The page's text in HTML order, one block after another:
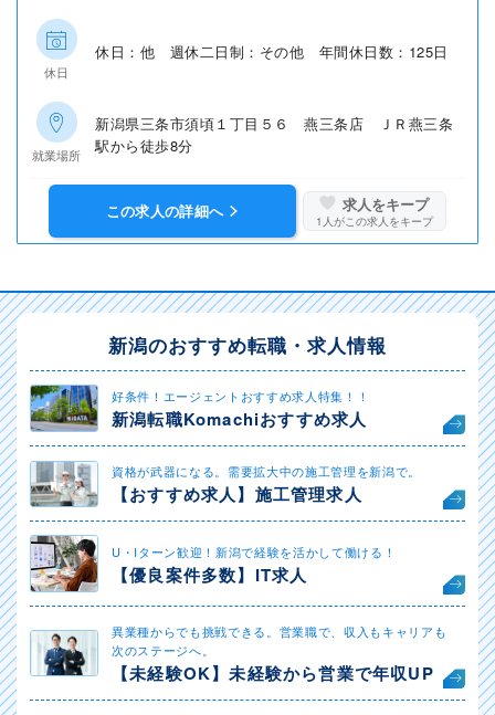
休日
休日：他 週休二日制：その他 年間休日数：125日
就業場所
新潟県三条市須頃１丁目５６ 燕三条店 ＪＲ燕三条
駅から徒歩8分
この求人の詳細へ 求人をキープ
1 人がこの求人をキープ
新潟のおすすめ転職・求人情報
好条件！エージェントおすすめ求人特集！！
新潟転職Komachiおすすめ求人
資格が武器になる。需要拡大中の施工管理を新潟で。
【おすすめ求人】施工管理求人
U・Iターン歓迎！新潟で経験を活かして働ける！
【優良案件多数】IT求人
異業種からでも挑戦できる。営業職で、収入もキャリアも
次のステージへ。
【未経験OK】未経験から営業で年収UP